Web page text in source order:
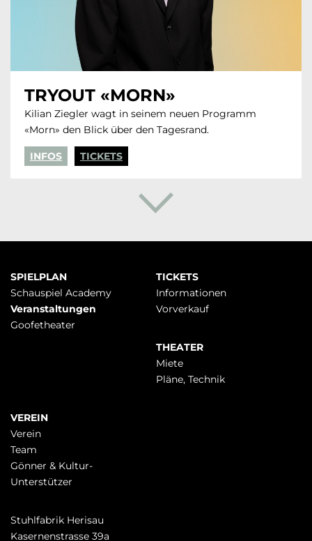
TRYOUT «MORN»
Kilian Ziegler wagt in seinem neuen Programm
«Morn» den Blick über den Tagesrand.
INFOS TICKETS
Navigation
überspringen
SPIELPLAN
Schauspiel Academy
Veranstaltungen
Goofetheater
TICKETS
Infor­mationen
Vorverkauf
THEATER
Miete
Pläne, Technik
VEREIN
Verein
Team
Gönner & Kultur-
Unterstützer
Stuhlfabrik Herisau
Kasernenstrasse 39a